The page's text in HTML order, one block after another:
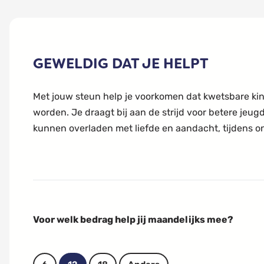
GEWELDIG DAT JE HELPT
Met jouw steun help je voorkomen dat kwetsbare
worden. Je draagt bij aan de strijd voor betere
kunnen overladen met liefde en aandacht, tijdens
Voor welk bedrag help jij maandelijks mee?
B